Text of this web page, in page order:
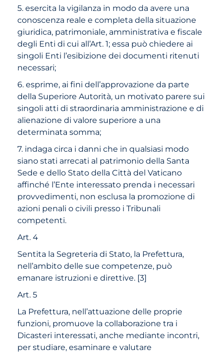
5. esercita la vigilanza in modo da avere una
conoscenza reale e completa della situazione
giuridica, patrimoniale, amministrativa e fiscale
degli Enti di cui all’Art. 1; essa può chiedere ai
singoli Enti l’esibizione dei documenti ritenuti
necessari;
6. esprime, ai fini dell’approvazione da parte
della Superiore Autorità, un motivato parere sui
singoli atti di straordinaria amministrazione e di
alienazione di valore superiore a una
determinata somma;
7. indaga circa i danni che in qualsiasi modo
siano stati arrecati al patrimonio della Santa
Sede e dello Stato della Città del Vaticano
affinché l’Ente interessato prenda i necessari
provvedimenti, non esclusa la promozione di
azioni penali o civili presso i Tribunali
competenti.
Art. 4
Sentita la Segreteria di Stato, la Prefettura,
nell’ambito delle sue competenze, può
emanare istruzioni e direttive. [3]
Art. 5
La Prefettura, nell’attuazione delle proprie
funzioni, promuove la collaborazione tra i
Dicasteri interessati, anche mediante incontri,
per studiare, esaminare e valutare